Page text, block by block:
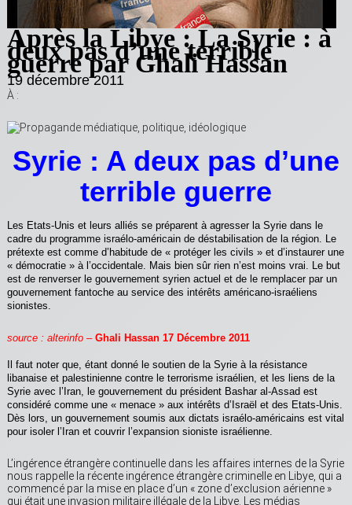
Après la Libye : La Syrie : à
deux pas d’une terrible
guerre par Ghali Hassan
19 décembre 2011
À :
Syrie : A deux pas d’une
terrible guerre
Les Etats-Unis et leurs alliés se préparent à agresser la Syrie dans le
cadre du programme israélo-américain de déstabilisation de la région. Le
prétexte est comme d’habitude de « protéger les civils » et d’instaurer une
« démocratie » à l’occidentale. Mais bien sûr rien n’est moins vrai. Le but
est de renverser le gouvernement syrien actuel et de le remplacer par un
gouvernement fantoche au service des intérêts américano-israéliens
sionistes.
source : alterinfo – Ghali Hassan 17 Décembre 2011
Il faut noter que, étant donné le soutien de la Syrie à la résistance
libanaise et palestinienne contre le terrorisme israélien, et les liens de la
Syrie avec l’Iran, le gouvernement du président Bashar al-Assad est
considéré comme une « menace » aux intérêts d’Israël et des Etats-Unis.
Dès lors, un gouvernement soumis aux dictats israélo-américains est vital
pour isoler l’Iran et couvrir l’expansion sioniste israélienne.
L’ingérence étrangère continuelle dans les affaires internes de la Syrie
nous rappelle la récente ingérence étrangère criminelle en Libye, qui a
commencé par la mise en place d’un « zone d’exclusion aérienne »
qui était une invasion militaire illégale de la Libye. Les médias